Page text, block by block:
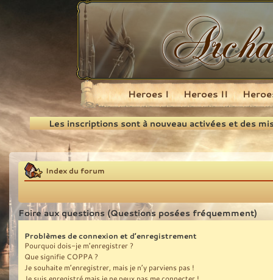
Recherche
Heroes I Heroes II
Les inscriptions sont à nouveau activées et des
Index du forum
Foire aux questions (Questions posées fréquemment)
Problèmes de connexion et d’enregistrement
Pourquoi dois-je m’enregistrer ?
Que signifie COPPA ?
Je souhaite m’enregistrer, mais je n’y parviens pas !